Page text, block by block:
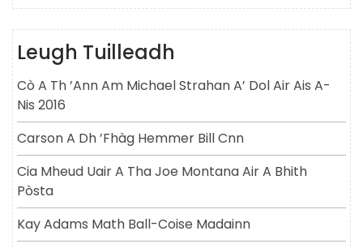
Leugh Tuilleadh
Cò A Th ’ann Am Michael Strahan A’ Dol Air Ais A-
Nis 2016
Carson A Dh ’fhàg Hemmer Bill Cnn
Cia Mheud Uair A Tha Joe Montana Air A Bhith
Pòsta
Kay Adams Math Ball-Coise Madainn